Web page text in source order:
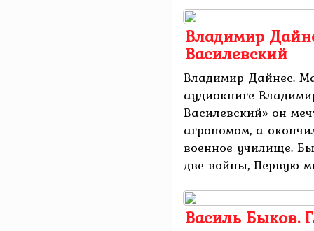
Владимир
Василевский
Владимир Дайнес.
аудиокниге
Василевский» он
агрономом, а
военное училище.
две войны, Первую
Василь Быков.